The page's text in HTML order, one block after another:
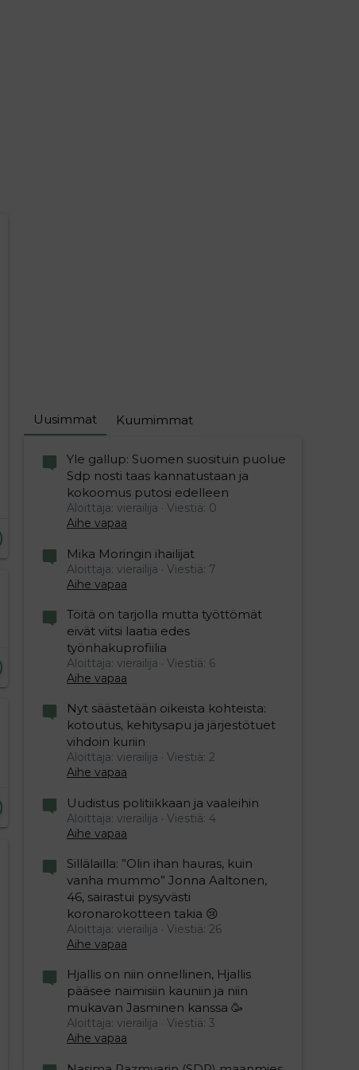
Uusimmat Kuumimmat
Yle gallup: Suomen suosituin puolue
Sdp nosti taas kannatustaan ja
kokoomus putosi edelleen
Aloittaja: vierailija
Viestiä: 0
Aihe vapaa
Mika Moringin ihailijat
Aloittaja: vierailija
Viestiä: 7
Aihe vapaa
Töitä on tarjolla mutta työttömät
eivät viitsi laatia edes
työnhakuprofiilia
Aloittaja: vierailija
Viestiä: 6
Aihe vapaa
Nyt säästetään oikeista kohteista:
kotoutus, kehitysapu ja järjestötuet
vihdoin kuriin
Aloittaja: vierailija
Viestiä: 2
Aihe vapaa
Uudistus politiikkaan ja vaaleihin
Aloittaja: vierailija
Viestiä: 4
Aihe vapaa
Sillälailla: ”Olin ihan hauras, kuin
vanha mummo” Jonna Aaltonen,
46, sairastui pysyvästi
koronarokotteen takia 😢
Aloittaja: vierailija
Viestiä: 26
Aihe vapaa
Hjallis on niin onnellinen, Hjallis
pääsee naimisiin kauniin ja niin
mukavan Jasminen kanssa 🥳
Aloittaja: vierailija
Viestiä: 3
Aihe vapaa